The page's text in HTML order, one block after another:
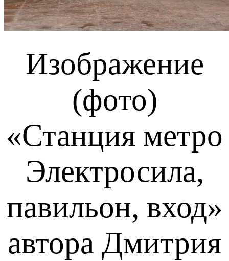
Изображение
(фото)
«Станция метро
Электросила,
павильон, вход»
автора Дмитрия